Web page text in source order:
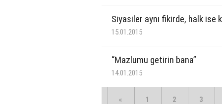
Siyasiler aynı fikirde, halk ise
15.01.2015
“Mazlumu getirin bana”
14.01.2015
« 1 2 3